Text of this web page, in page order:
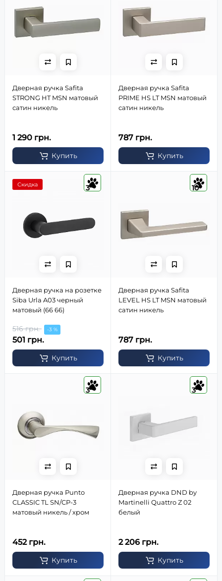
Дверная ручка Safita
STRONG HT MSN матовый
сатин никель
1 290 грн.
Купить
Дверная ручка Safita
PRIME HS LT MSN матовый
сатин никель
787 грн.
Купить
3
Скидка
Дверная ручка на розетке
Siba Urla A03 черный
матовый (66 66)
516 грн. -3 %
501 грн.
Купить
10
Дверная ручка Safita
LEVEL HS LT MSN матовый
сатин никель
787 грн.
Купить
3
Дверная ручка Punto
CLASSIC TL SN/CP-3
матовый никель / хром
452 грн.
Купить
3
Дверная ручка DND by
Martinelli Quattro Z 02
белый
2 206 грн.
Купить